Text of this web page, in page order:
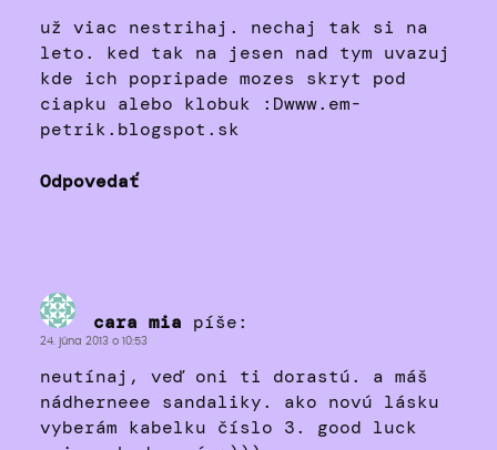
už viac nestrihaj. nechaj tak si na
leto. ked tak na jesen nad tym uvazuj
kde ich popripade mozes skryt pod
ciapku alebo klobuk :Dwww.em-
petrik.blogspot.sk
Odpovedať
cara mia píše:
24. júna 2013 o 10:53
neutínaj, veď oni ti dorastú. a máš
nádherneee sandaliky. ako novú lásku
vyberám kabelku číslo 3. good luck